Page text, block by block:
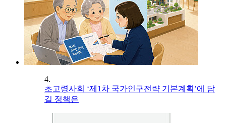
4.
초고령사회 ‘제1차 국가인구전략 기본계획’에 담
길 정책은